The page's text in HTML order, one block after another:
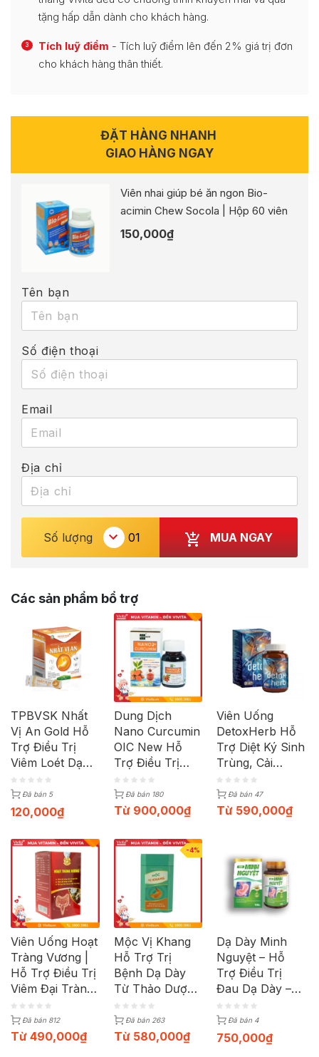
tặng hấp dẫn dành cho khách hàng.
3 Tích luỹ điểm - Tích luỹ điểm lên đến 2% giá trị đơn
cho khách hàng thân thiết.
ĐẶT HÀNG NHANH
GIAO HÀNG NGAY
Viên nhai giúp bé ăn ngon Bio-
acimin Chew Socola | Hộp 60 viên
150,000₫
Tên bạn
Số điện thoại
Email
Địa chỉ
Số lượng MUA NGAY
Các sản phẩm bổ trợ
TPBVSK Nhất
Vị An Gold Hỗ
Trợ Điều Trị
Viêm Loét Dạ
Dày, Tá Tràng |
Hộp 15 Gói x
10ml
Đã bán 5
120,000₫
Dung Dịch
Nano Curcumin
OIC New Hỗ
Trợ Điều Trị
Viêm Loét Dạ
Dày | Lọ 50ml
Đã bán 180
Từ 900,000₫
Viên Uống
DetoxHerb Hỗ
Trợ Diệt Ký Sinh
Trùng, Cải
Thiện Hệ Tiêu
Hóa | Hộp 20
Viên
Đã bán 47
Từ 590,000₫
Viên Uống Hoạt
Tràng Vương |
Hỗ Trợ Điều Trị
Viêm Đại Tràng
Mãn Tính | Hộp
60 Viên
Đã bán 812
Từ 490,000₫
-4%
Mộc Vị Khang
Hỗ Trợ Trị
Bệnh Dạ Dày
Từ Thảo Dược |
Hộp 15 gói
Đã bán 263
Từ 580,000₫
Dạ Dày Minh
Nguyệt – Hỗ
Trợ Điều Trị
Đau Dạ Dày –
Tá Tràng | Hộp
100gĐã bán 4
750,000₫